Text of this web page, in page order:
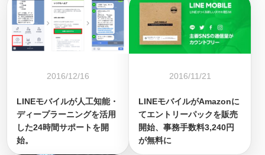
2016/12/16
LINEモバイルが人工知能・
ディープラーニングを活用
した24時間サポートを開
始。
2016/11/21
LINEモバイルがAmazonに
てエントリーパックを販売
開始、事務手数料3,240円
が無料に